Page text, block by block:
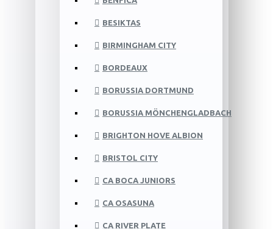
BESIKTAS
BIRMINGHAM CITY
BORDEAUX
BORUSSIA DORTMUND
BORUSSIA MÖNCHENGLADBACH
BRIGHTON HOVE ALBION
BRISTOL CITY
CA BOCA JUNIORS
CA OSASUNA
CA RIVER PLATE